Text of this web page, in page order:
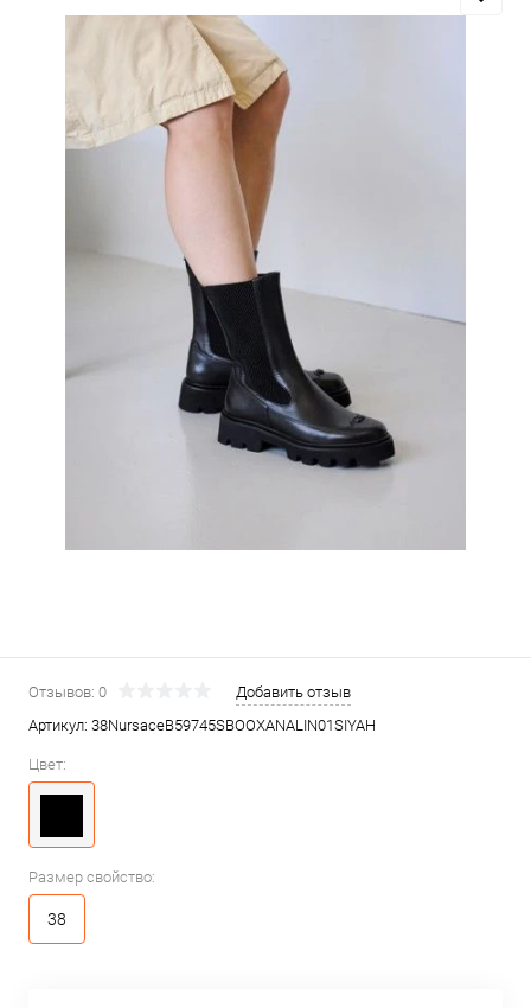
Отзывов: 0
Добавить отзыв
Артикул: 38NursaceB59745SBOOXANALIN01SIYAH
Цвет:
Размер свойство:
38